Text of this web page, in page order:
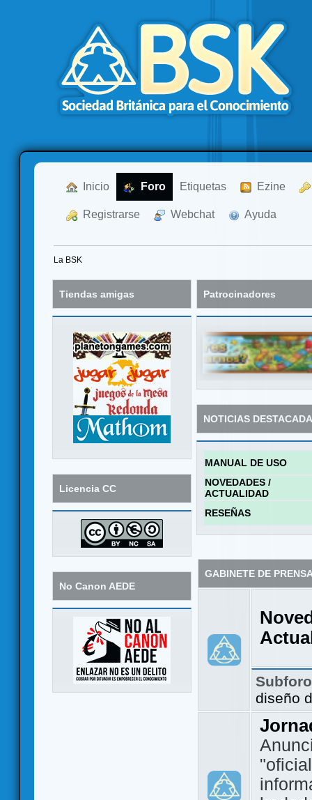
Inicio Foro Etiquetas Ezine
Registrarse Webchat Ayuda
La BSK
Tiendas amigas
Licencia CC
No Canon AEDE
Patrocinadores
NOTICIAS
MANUAL DE USO
NOVEDADES /
ACTUALIDAD
RESEÑAS
GABINETE DE
diseño